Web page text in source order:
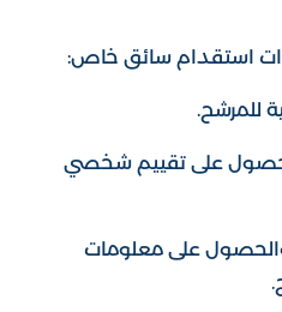
استقدام سائق خاص:
للمرشح.
على تقييم شخصي
والحصول على معلومات